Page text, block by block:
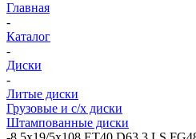
Главная
-
Каталог
-
Диски
-
Литые диски
Грузовые и с/х диски
Штампованные диски